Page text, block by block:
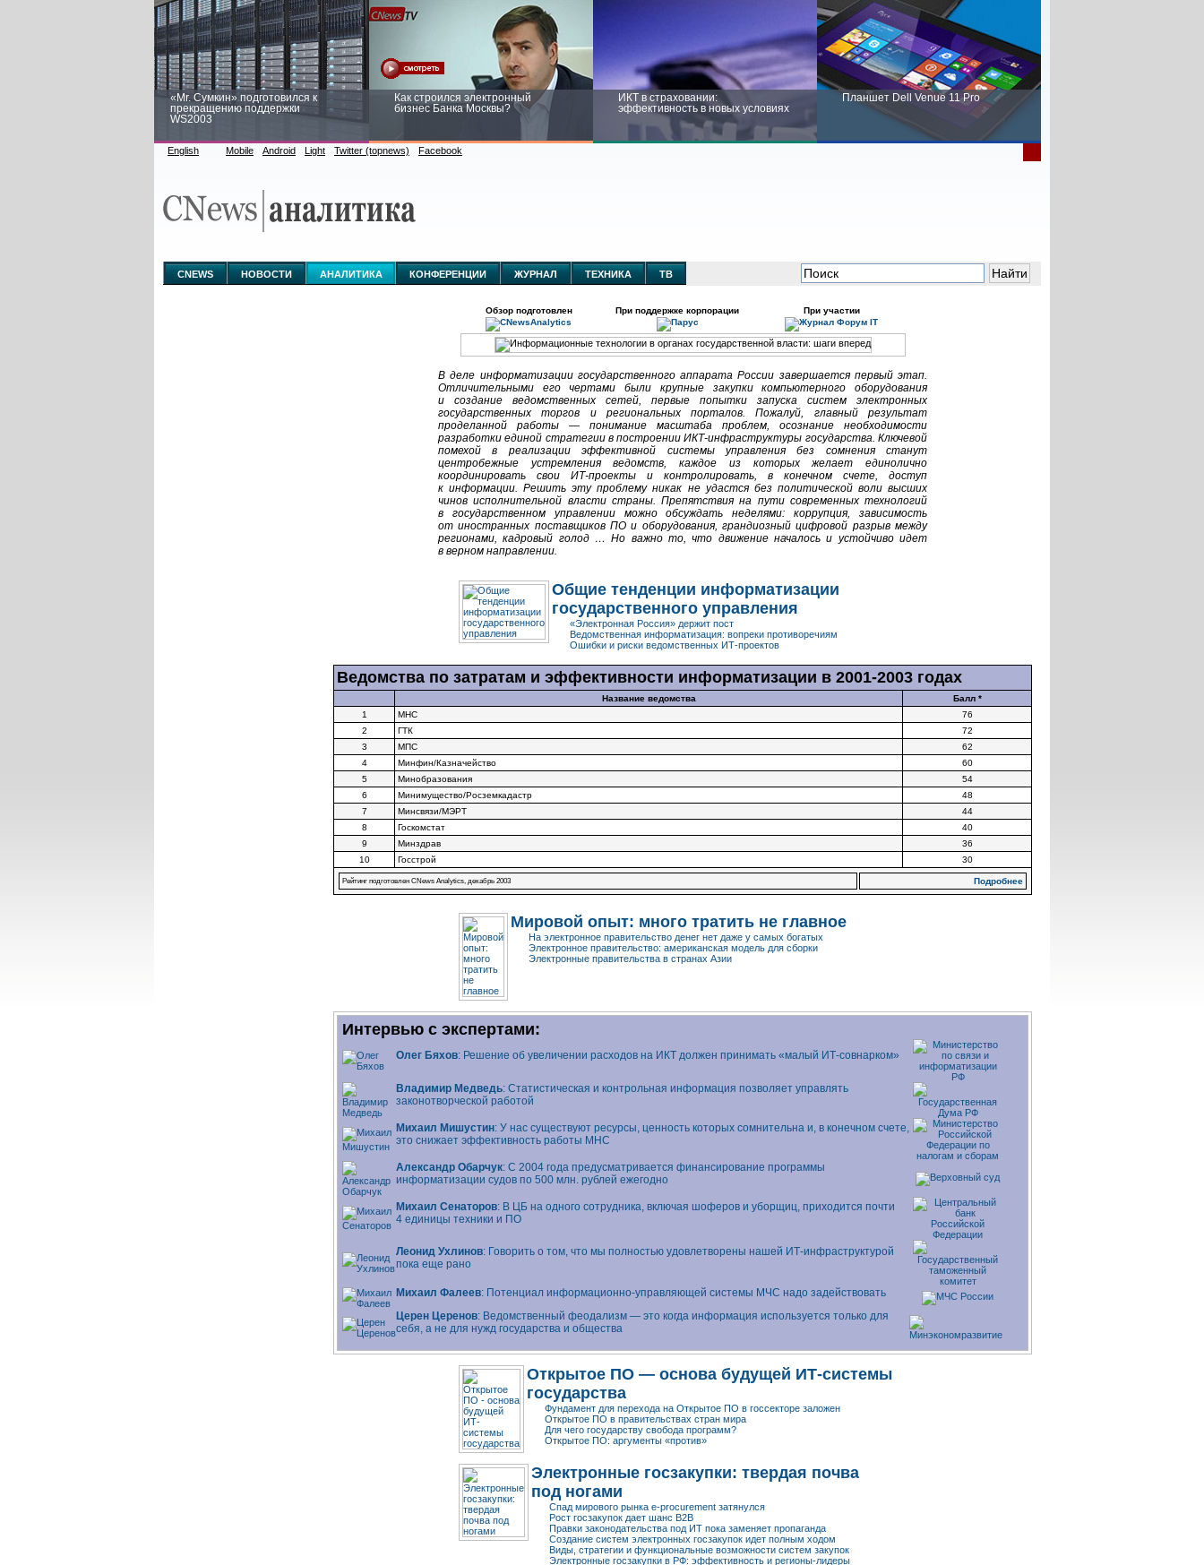
«Mr. Сумкин» подготовился к
прекращению поддержки
WS2003
Как строился электронный
бизнес Банка Москвы?
ИКТ в страховании:
эффективность в новых условиях
Планшет Dell Venue 11 Pro
аналитике
новых условиях
English Mobile Android Light Twitter (topnews) Facebook
CNEWS НОВОСТИ АНАЛИТИКА КОНФЕРЕНЦИИ ЖУРНАЛ ТЕХНИКА ТВ
Обзор подготовлен При поддержке корпорации При участии
В деле информатизации государственного аппарата России завершается первый этап.
Отличительными его чертами были крупные закупки компьютерного оборудования
и создание ведомственных сетей, первые попытки запуска систем электронных
государственных торгов и региональных порталов. Пожалуй, главный результат
проделанной работы — понимание масштаба проблем, осознание необходимости
разработки единой стратегии в построенииИКТ-инфраструктуры государства. Ключевой
помехой в реализации эффективной системы управления без сомнения станут
центробежные устремления ведомств, каждое из которых желает единолично
координировать свои ИТ-проекты и контролировать, в конечном счете, доступ
к информации. Решить эту проблему никак не удастся без политической воли высших
чинов исполнительной власти страны. Препятствия на пути современных технологий
в государственном управлении можно обсуждать неделями: коррупция, зависимость
от иностранных поставщиков ПО и оборудования, грандиозный цифровой разрыв между
регионами, кадровый голод … Но важно то, что движение началось и устойчиво идет
в верном направлении.
Общие тенденции информатизации
государственного управления
«Электронная Россия» держит пост
Ведомственная информатизация: вопреки противоречиям
Ошибки и риски ведомственных ИТ-проектов
Ведомства по затратам и эффективности информатизации в 2001-2003 годах
Название ведомства
Балл *
1
МНС
76
2
ГТК
72
3
МПС
62
4
Минфин/Казначейство
60
5
Минобразования
54
6
Минимущество/Росземкадастр
48
7
Минсвязи/МЭРТ
44
8
Госкомстат
40
9
Минздрав
36
10
Госстрой 30
Рейтинг подготовлен CNews Analytics, декабрь 2003 Подробнее
Мировой опыт: много тратить не главное
На электронное правительство денег нет даже у самых богатых
Электронное правительство: американская модель для сборки
Электронные правительства в странах Азии
Интервью с экспертами:
Олег Бяхов: Решение об увеличении расходов на ИКТ должен принимать «малый ИТ-совнарком»
Владимир Медведь: Статистическая и контрольная информация позволяет управлять
законотворческой работой
Михаил Мишустин: У нас существуют ресурсы, ценность которых сомнительна и, в конечном счете,
это снижает эффективность работы МНС
Александр Обарчук: С 2004 года предусматривается финансирование программы
информатизации судов по 500 млн. рублей ежегодно
Михаил Сенаторов: В ЦБ на одного сотрудника, включая шоферов и уборщиц, приходится почти
4 единицы техники и ПО
Леонид Ухлинов: Говорить о том, что мы полностью удовлетворены нашей ИТ-инфраструктурой
пока еще рано
Михаил Фалеев: Потенциал информационно-управляющей системы МЧС надо задействовать
Церен Церенов: Ведомственный феодализм — это когда информация используется только для
себя, а не для нужд государства и общества
Открытое ПО — основа будущей ИТ-системы
государства
Фундамент для перехода на Открытое ПО в госсекторе заложен
Открытое ПО в правительствах стран мира
Для чего государству свобода программ?
Открытое ПО: аргументы «против»
Электронные госзакупки: твердая почва
под ногами
Спад мирового рынка e-procurement затянулся
Рост госзакупок дает шанс В2В
Правки законодательства под ИТ пока заменяет пропаганда
Создание систем электронных госзакупок идет полным ходом
Виды, стратегии и функциональные возможности систем закупок
Электронные госзакупки в РФ: эффективность и регионы-лидеры